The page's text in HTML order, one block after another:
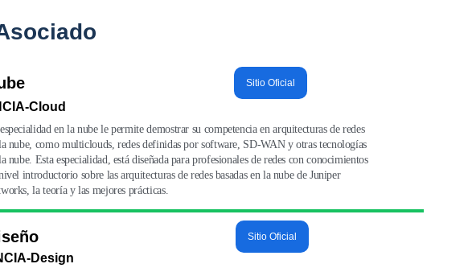
Cloud
en la nube le permite demostrar su competencia en arquitecturas de redes
nube, como multiclouds, redes definidas por software, SD-WAN y otras tecnologías
nube. Esta especialidad, está diseñada para profesionales de redes con conocimientos
introductorio sobre las arquitecturas de redes basadas en la nube de Juniper
la teoría y las mejores prácticas.
Sitio Oficial
Design
Sitio Oficial